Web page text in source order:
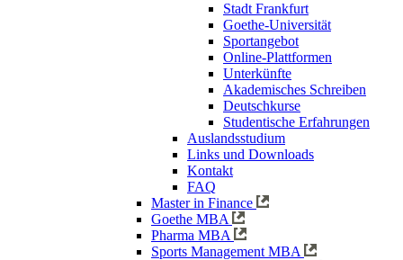
Stadt Frankfurt
Goethe-Universität
Sportangebot
Online-Plattformen
Unterkünfte
Akademisches Schreiben
Deutschkurse
Studentische Erfahrungen
Auslandsstudium
Links und Downloads
Kontakt
FAQ
Master in Finance
Goethe MBA
Pharma MBA
Sports Management MBA